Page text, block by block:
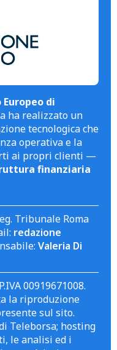
Europeo di
ha realizzato un
tecnologica che
operativa e la
ai propri clienti —
finanziaria
Tribunale Roma
redazione
Valeria Di
P.IVA 00919671008.
la riproduzione
sul sito.
Teleborsa; hosting
le analisi ed i